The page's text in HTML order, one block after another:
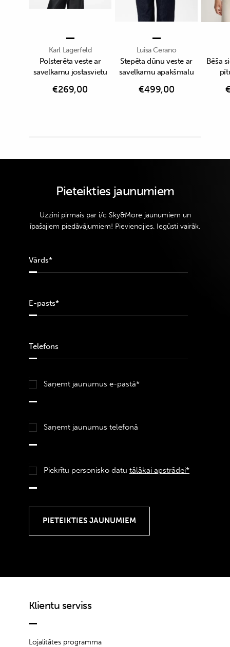
Karl Lagerfeld
Polsterēta veste ar
savelkamu jostasvietu
€269,00
Luisa Cerano
Stepēta dūnu veste ar
savelkamu apakšmalu
€499,00
Bēša
Pieteikties jaunumiem
Uzzini pirmais par i/c Sky&More jaunumiem un
īpašajiem piedāvājumiem! Pievienojies. Iegūsti vairāk.
Saņemt jaunumus e-pastā*
Saņemt jaunumus telefonā
Piekrītu personisko datu tālākai apstrādei*
Klientu serviss
Lojalitātes programma